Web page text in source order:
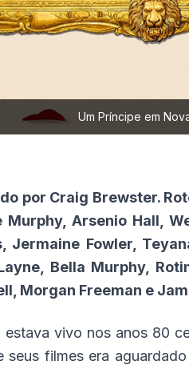
Um Príncipe em
por Craig Brewster.
Murphy, Arsenio Hall,
Jermaine Fowler,
Bella Murphy,
Morgan Freeman e
estava vivo nos anos 80
seus filmes era